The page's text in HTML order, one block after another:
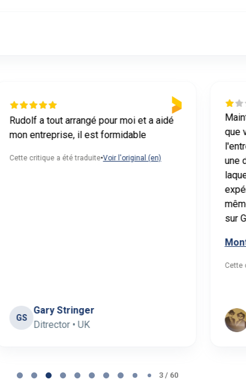
Rudolf a tout arrangé pour moi et a aidé
mon entreprise, il est formidable
Cette critique a été traduite•Voir l'original (en)
GS
Gary Stringer
Ditrector • UK
que
une
sur
Cette
3 / 60